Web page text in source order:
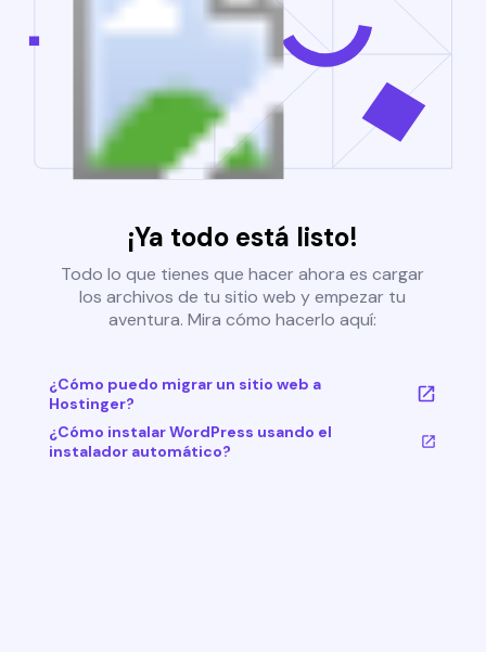
¡Ya todo está listo!
Todo lo que tienes que hacer ahora es cargar
los archivos de tu sitio web y empezar tu
aventura. Mira cómo hacerlo aquí:
¿Cómo puedo migrar un sitio web a
Hostinger?
¿Cómo instalar WordPress usando el
instalador automático?